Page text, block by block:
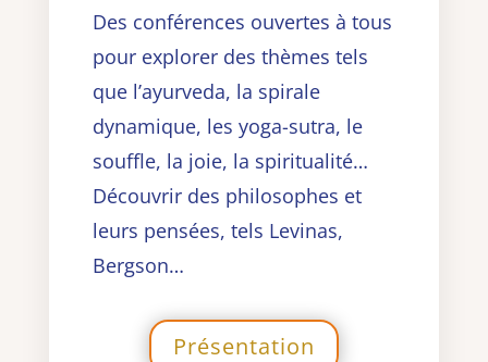
Des conférences ouvertes à tous
pour explorer des thèmes tels
que l’ayurveda, la spirale
dynamique, les yoga-sutra, le
souffle, la joie, la spiritualité…
Découvrir des philosophes et
leurs pensées, tels Levinas,
Bergson…
Présentation